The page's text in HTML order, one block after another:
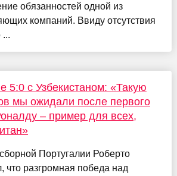
обязанностей одной из
компаний. Ввиду отсутствия
...
5:0 с Узбекистаном: «Такую
мы ожидали после первого
– пример для всех,
Португалии Роберто
что разгромная победа над